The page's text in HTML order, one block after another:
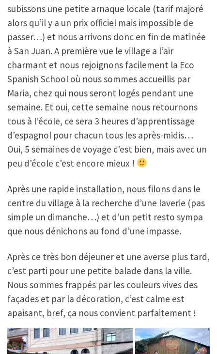
subissons une petite arnaque locale (tarif majoré
alors qu’il y a un prix officiel mais impossible de
passer…) et nous arrivons donc en fin de matinée
à San Juan. A première vue le village a l’air
charmant et nous rejoignons facilement la Eco
Spanish School où nous sommes accueillis par
Maria, chez qui nous seront logés pendant une
semaine. Et oui, cette semaine nous retournons
tous à l’école, ce sera 3 heures d’apprentissage
d’espagnol pour chacun tous les après-midis…
Oui, 5 semaines de voyage c’est bien, mais avec un
peu d’école c’est encore mieux !
Après une rapide installation, nous filons dans le
centre du village à la recherche d’une laverie (pas
simple un dimanche…) et d’un petit resto sympa
que nous dénichons au fond d’une impasse.
Après ce très bon déjeuner et une averse plus tard,
c’est parti pour une petite balade dans la ville.
Nous sommes frappés par les couleurs vives des
façades et par la décoration, c’est calme est
apaisant, bref, ça nous convient parfaitement !